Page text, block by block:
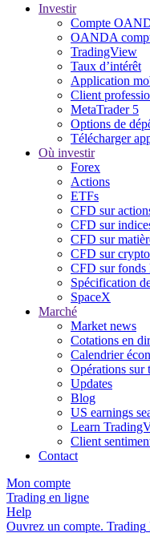
Investir
Compte
OANDA
TradingView
Taux d’intérêt
Application
Client
MetaTrader 5
Options de
Télécharger
Où investir
Forex
Actions
ETFs
CFD sur
CFD sur
CFD sur
CFD sur
CFD sur fonds
Spécification
SpaceX
Marché
Market news
Cotations en
Calendrier
Opérations sur
Updates
Blog
US earnings
Learn
Client
Contact
Mon compte
Trading en ligne
Help
Ouvrez un compte. Trading